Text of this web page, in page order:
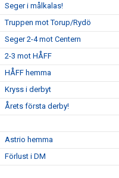
Seger i målkalas!
Truppen mot Torup/Rydö
Seger 2-4 mot Centern
2-3 mot HÅFF
HÅFF hemma
Kryss i derbyt
Årets första derby!
Astrio hemma
Förlust i DM